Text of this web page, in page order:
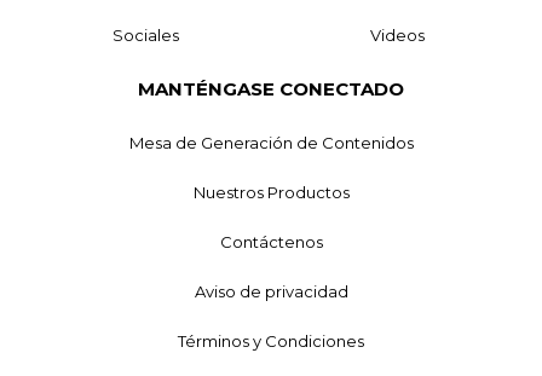
Sociales Videos
MANTÉNGASE CONECTADO
Mesa de Generación de Contenidos
Nuestros Productos
Contáctenos
Aviso de privacidad
Términos y Condiciones